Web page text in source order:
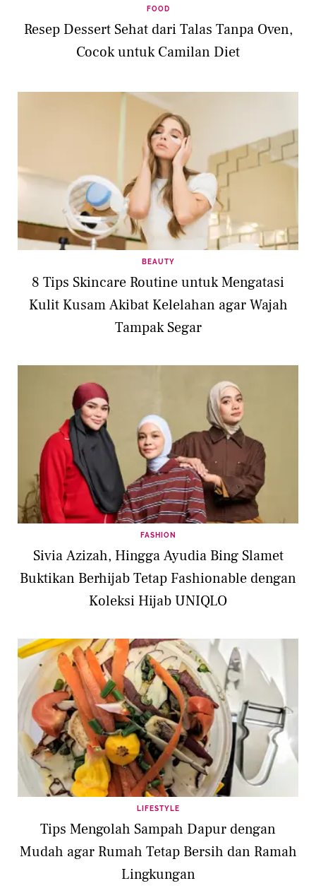
FOOD
Resep Dessert Sehat dari Talas Tanpa Oven,
Cocok untuk Camilan Diet
BEAUTY
8 Tips Skincare Routine untuk Mengatasi
Kulit Kusam Akibat Kelelahan agar Wajah
Tampak Segar
FASHION
Sivia Azizah, Hingga Ayudia Bing Slamet
Buktikan Berhijab Tetap Fashionable dengan
Koleksi Hijab UNIQLO
LIFESTYLE
Tips Mengolah Sampah Dapur dengan
Mudah agar Rumah Tetap Bersih dan Ramah
Lingkungan